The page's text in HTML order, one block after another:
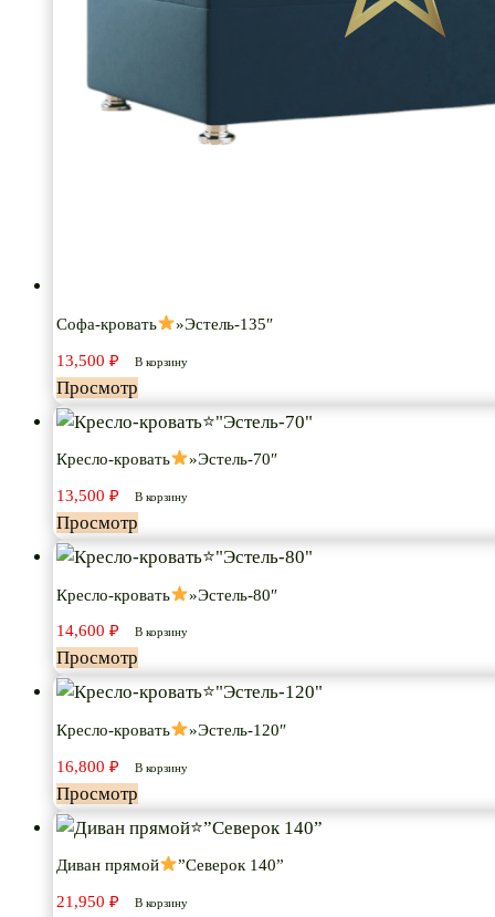
Софа-кровать »Эстель-135″
13,500 ₽ В корзину
Просмотр
Кресло-кровать »Эстель-70″
13,500 ₽ В корзину
Просмотр
Кресло-кровать »Эстель-80″
14,600 ₽ В корзину
Просмотр
Кресло-кровать »Эстель-120″
16,800 ₽ В корзину
Просмотр
Диван прямой ”Северок 140”
21,950 ₽ В корзину